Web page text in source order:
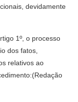
devidamente
1º, o processo
dos fatos,
relativos ao